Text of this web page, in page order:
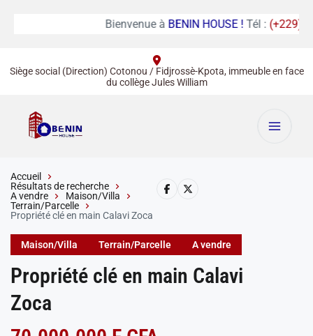
Bienvenue àBENIN HOUSE !Tél :(+229) 01
Siège social (Direction) Cotonou / Fidjrossè-Kpota, immeuble en face
du collège Jules William
Accueil
Résultats de recherche
A vendre
Maison/Villa
Terrain/Parcelle
Propriété clé en main Calavi Zoca
Maison/Villa Terrain/Parcelle A vendre
Propriété clé en main Calavi
Zoca